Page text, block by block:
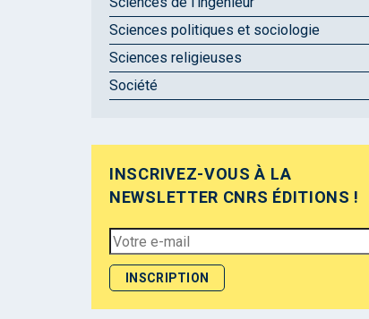
Sciences politiques et sociologie
Sciences religieuses
Société
INSCRIVEZ-VOUS À LA
NEWSLETTER CNRS ÉDITIONS !